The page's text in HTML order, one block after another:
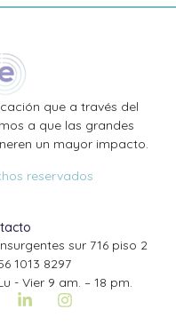
que a través del
a que las grandes
un mayor impacto.
reservados
sur 716 piso 2
1013 8297
- Vier 9 am. – 18 pm.